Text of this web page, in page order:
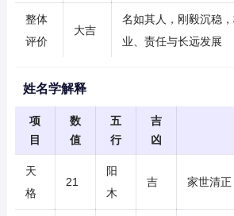
整体
评价
大吉
名如其人，刚毅沉稳
业、责任与长远发展
姓名学解释
项
目
数
值
五
行
吉
凶
天
格
21
阳
木
吉 家世清正